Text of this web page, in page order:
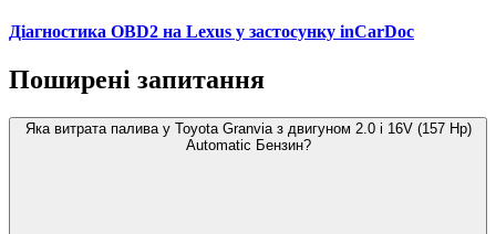
Діагностика OBD2 на Lexus у застосунку inCarDoc
Поширені запитання
Яка витрата палива у Toyota Granvia з двигуном 2.0 i 16V (157 Hp)
Automatic Бензин?